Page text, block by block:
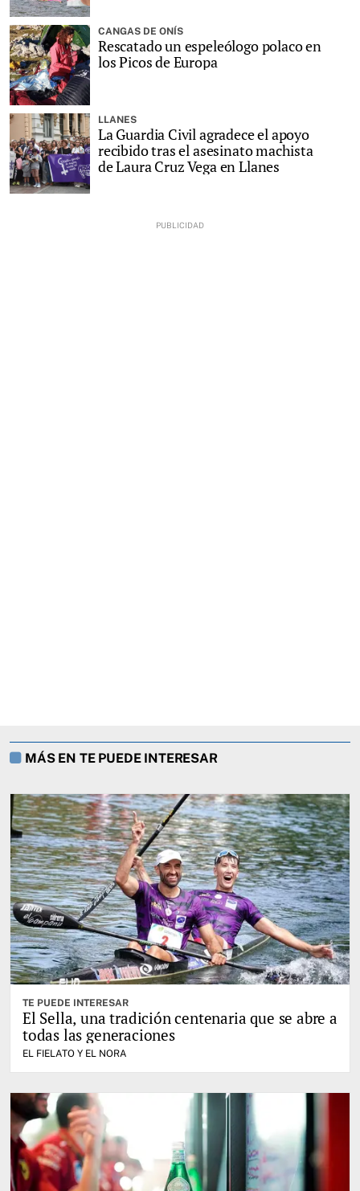
CANGAS DE ONÍS
Rescatado un espeleólogo polaco en
los Picos de Europa
LLANES
La Guardia Civil agradece el apoyo
recibido tras el asesinato machista
de Laura Cruz Vega en Llanes
MÁS EN TE PUEDE INTERESAR
TE PUEDE INTERESAR
El Sella, una tradición centenaria que se abre a
todas las generaciones
EL FIELATO Y EL NORA